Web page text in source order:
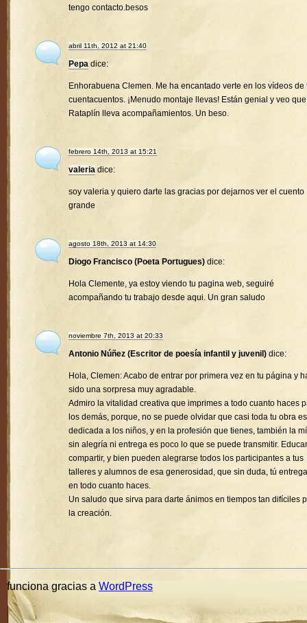
tengo contacto.besos
abril 11th, 2012 at 21:40
Pepa dice:
Enhorabuena Clemen. Me ha encantado verte en los vídeos de
cuentacuentos. ¡Menudo montaje llevas! Están genial y veo que
Rataplín lleva acompañamientos. Un beso.
febrero 14th, 2013 at 15:21
valeria dice:
soy valeria y quiero darte las gracias por dejarnos ver el cuento
grande
agosto 18th, 2013 at 14:30
Diogo Francisco (Poeta Portugues) dice:
Hola Clemente, ya estoy viendo tu pagina web, seguiré
acompañando tu trabajo desde aqui. Un gran saludo
noviembre 7th, 2013 at 20:33
Antonio Núñez (Escritor de poesía infantil y juvenil) dice:
Hola, Clemen: Acabo de entrar por primera vez en tu página y
sido una sorpresa muy agradable.
Admiro la vitalidad creativa que imprimes a todo cuanto haces
los demás, porque, no se puede olvidar que casi toda tu obra
dedicada a los niños, y en la profesión que tienes, también la
sin alegría ni entrega es poco lo que se puede transmitir.
compartir, y bien pueden alegrarse todos los participantes a tus
talleres y alumnos de esa generosidad, que sin duda, tú
en todo cuanto haces.
Un saludo que sirva para darte ánimos en tiempos tan difíciles
la creación.
funciona gracias a WordPress